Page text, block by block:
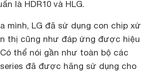
là HDR10 và HLG.
mình, LG đã sử dụng con chip xử
thị cũng như đáp ứng được hiệu
thể nói gần như toàn bộ các
đã được hãng sử dụng cho